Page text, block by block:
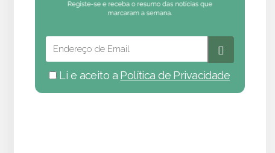
Li e aceito a Política de Privacidade